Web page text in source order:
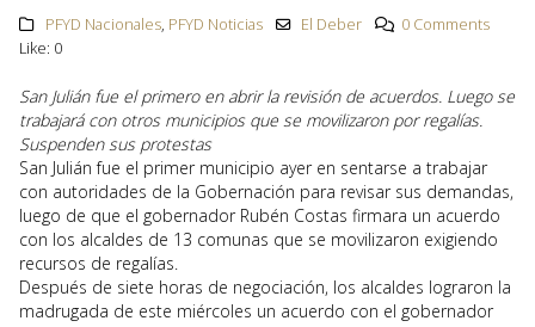
PFYD Nacionales, PFYD Noticias El Deber
0 Comments
Like: 0
San Julián fue el primero en abrir la revisión de acuerdos. Luego se
trabajará con otros municipios que se movilizaron por regalías.
Suspenden sus protestas
San Julián fue el primer municipio ayer en sentarse a trabajar
con autoridades de la Gobernación para revisar sus demandas,
luego de que el gobernador Rubén Costas firmara un acuerdo
con los alcaldes de 13 comunas que se movilizaron exigiendo
recursos de regalías.
Después de siete horas de negociación, los alcaldes lograron la
madrugada de este miércoles un acuerdo con el gobernador